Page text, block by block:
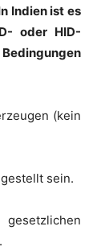
Indien ist es
oder HID-
(kein
sein.